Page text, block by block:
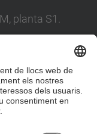
planta S1.